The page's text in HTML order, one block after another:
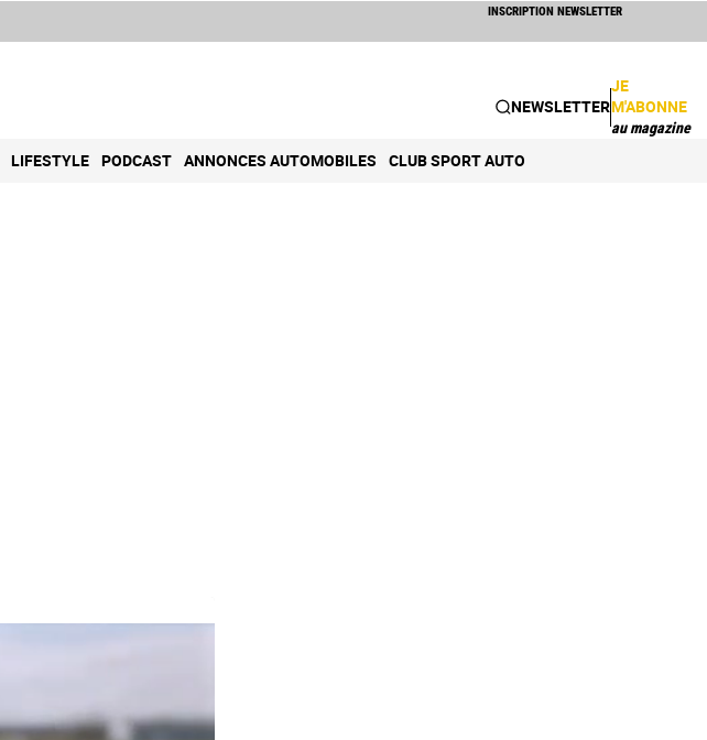
INSCRIPTION NEWSLETTER
NEWSLETTER
JE
M'ABONNE
au magazine
LIFESTYLE PODCAST ANNONCES AUTOMOBILES CLUB SPORT AUTO